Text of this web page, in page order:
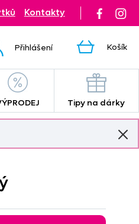
Přihlášení Košík
Kontakty
Tipy na dárky